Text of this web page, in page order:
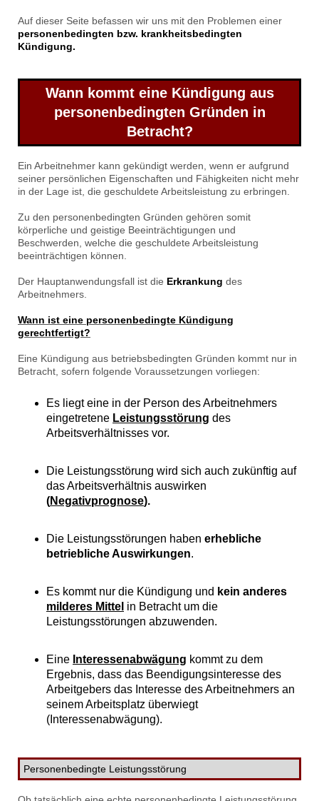
Auf dieser Seite befassen wir uns mit den Problemen einer
personenbedingten bzw. krankheitsbedingten
Kündigung.
Wann kommt eine Kündigung aus
personenbedingten Gründen in
Betracht?
Ein Arbeitnehmer kann gekündigt werden, wenn er aufgrund
seiner persönlichen Eigenschaften und Fähigkeiten nicht mehr
in der Lage ist, die geschuldete Arbeitsleistung zu erbringen.
Zu den personenbedingten Gründen gehören somit
körperliche und geistige Beeinträchtigungen und
Beschwerden, welche die geschuldete Arbeitsleistung
beeinträchtigen können.
Der Hauptanwendungsfall ist die Erkrankung des
Arbeitnehmers.
Wann ist eine personenbedingte Kündigung
gerechtfertigt?
Eine Kündigung aus betriebsbedingten Gründen kommt nur in
Betracht, sofern folgende Voraussetzungen vorliegen:
Es liegt eine in der Person des Arbeitnehmers
eingetretene Leistungsstörung des
Arbeitsverhältnisses vor.
Die Leistungsstörung wird sich auch zukünftig auf
das Arbeitsverhältnis auswirken
(Negativprognose).
Die Leistungsstörungen haben erhebliche
betriebliche Auswirkungen.
Es kommt nur die Kündigung und kein anderes
milderes Mittel in Betracht um die
Leistungsstörungen abzuwenden.
Eine Interessenabwägung kommt zu dem
Ergebnis, dass das Beendigungsinteresse des
Arbeitgebers das Interesse des Arbeitnehmers an
seinem Arbeitsplatz überwiegt
(Interessenabwägung).
Personenbedingte Leistungsstörung